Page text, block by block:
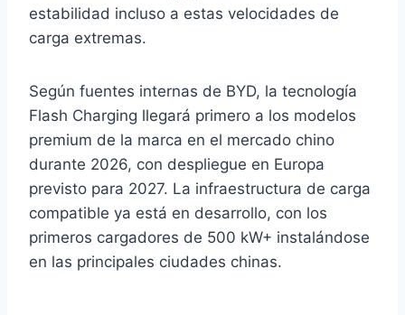
estabilidad incluso a estas velocidades de
carga extremas.
Según fuentes internas de BYD, la tecnología
Flash Charging llegará primero a los modelos
premium de la marca en el mercado chino
durante 2026, con despliegue en Europa
previsto para 2027. La infraestructura de carga
compatible ya está en desarrollo, con los
primeros cargadores de 500 kW+ instalándose
en las principales ciudades chinas.